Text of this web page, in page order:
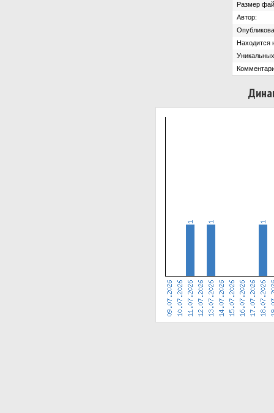
Размер
Автор:
Находится